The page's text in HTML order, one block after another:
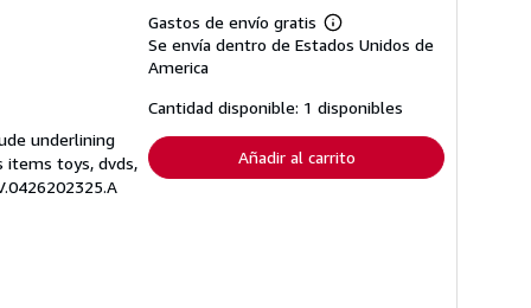
underlining
items toys, dvds,
Gastos de envío gratis
Más
información
tarifas
de
envío
Se envía dentro de Estados Unidos de
America
Cantidad disponible: 1 disponibles
Añadir al carrito